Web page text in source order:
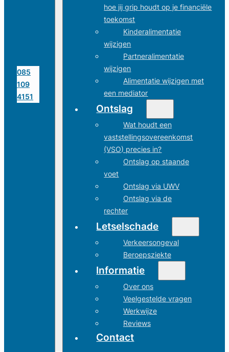
085
109
4151
hoe jij grip houdt op je financiële
toekomst
Kinderalimentatie
wijzigen
Partneralimentatie
wijzigen
Alimentatie wijzigen met
een mediator
Ontslag
Wat houdt een
vaststellingsovereenkomst
(VSO) precies in?
Ontslag op staande
voet
Ontslag via UWV
Ontslag via de
rechter
Letselschade
Verkeersongeval
Beroepsziekte
Informatie
Over ons
Veelgestelde vragen
Werkwijze
Reviews
Contact